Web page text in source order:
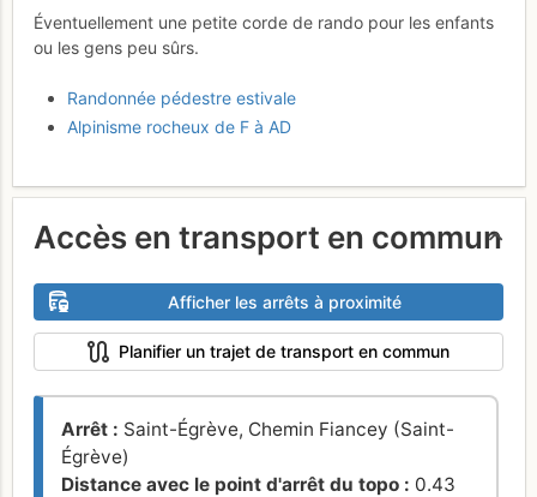
Éventuellement une petite corde de rando pour les enfants
ou les gens peu sûrs.
Randonnée pédestre estivale
Alpinisme rocheux de F à AD
Accès en transport en commun
Afficher les arrêts à proximité
Planifier un trajet de transport en commun
Arrêt : Saint-Égrève, Chemin Fiancey (Saint-
Égrève)
Distance avec le point d'arrêt du topo : 0.43